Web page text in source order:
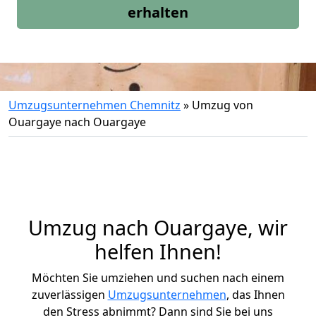
erhalten
Umzugsunternehmen Chemnitz » Umzug von
Ouargaye nach Ouargaye
Umzug nach Ouargaye, wir
helfen Ihnen!
Möchten Sie umziehen und suchen nach einem
zuverlässigen Umzugsunternehmen, das Ihnen
den Stress abnimmt? Dann sind Sie bei uns